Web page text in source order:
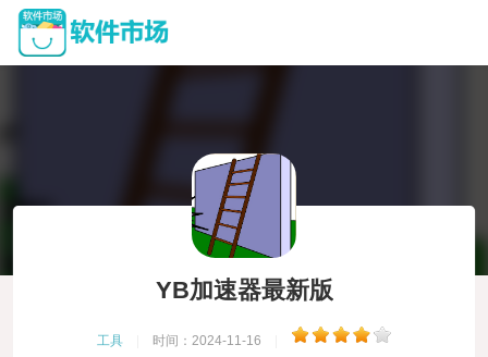
YB加速器最新版
工具 时间：2024-11-16